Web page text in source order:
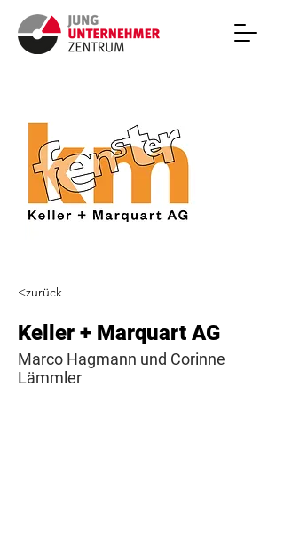
<zurück
Keller + Marquart AG
Marco Hagmann und Corinne
Lämmler